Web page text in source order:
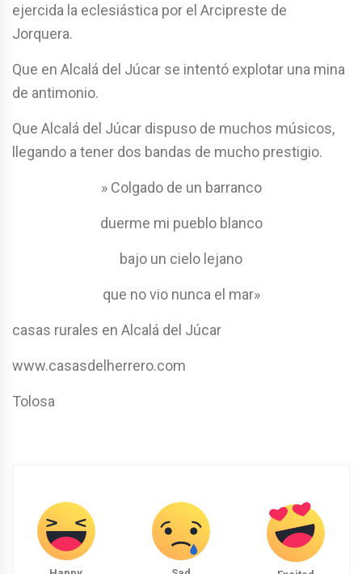
ejercida la eclesiástica por el Arcipreste de
Jorquera.
Que en Alcalá del Júcar se intentó explotar una mina
de antimonio.
Que Alcalá del Júcar dispuso de muchos músicos,
llegando a tener dos bandas de mucho prestigio.
» Colgado de un barranco
duerme mi pueblo blanco
bajo un cielo lejano
que no vio nunca el mar»
casas rurales en Alcalá del Júcar
www.casasdelherrero.com
Tolosa